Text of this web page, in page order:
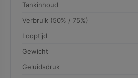
Tankinhoud
Verbruik (50% / 75%)
Looptijd
Gewicht
Geluidsdruk